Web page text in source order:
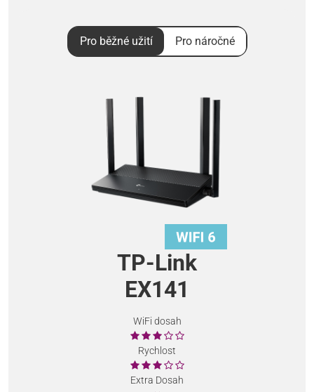
Pro běžné užití Pro náročné
TP-Link
EX141
WiFi dosah
Rychlost
Extra Dosah